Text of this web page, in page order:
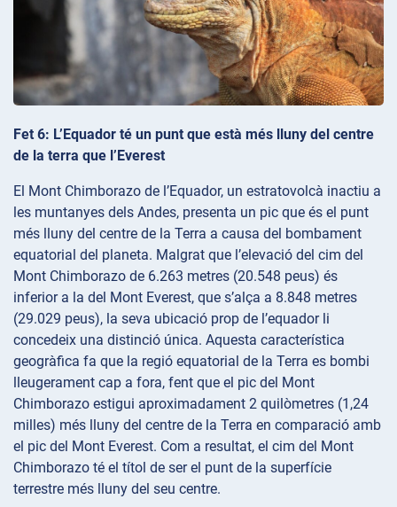
Fet 6: L’Equador té un punt que està més lluny del centre
de la terra que l’Everest
El Mont Chimborazo de l’Equador, un estratovolcà inactiu a
les muntanyes dels Andes, presenta un pic que és el punt
més lluny del centre de la Terra a causa del bombament
equatorial del planeta. Malgrat que l’elevació del cim del
Mont Chimborazo de 6.263 metres (20.548 peus) és
inferior a la del Mont Everest, que s’alça a 8.848 metres
(29.029 peus), la seva ubicació prop de l’equador li
concedeix una distinció única. Aquesta característica
geogràfica fa que la regió equatorial de la Terra es bombi
lleugerament cap a fora, fent que el pic del Mont
Chimborazo estigui aproximadament 2 quilòmetres (1,24
milles) més lluny del centre de la Terra en comparació amb
el pic del Mont Everest. Com a resultat, el cim del Mont
Chimborazo té el títol de ser el punt de la superfície
terrestre més lluny del seu centre.